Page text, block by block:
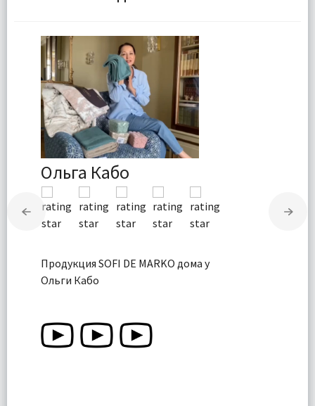
Ольга Кабо
Продукция SOFI DE MARKO дома у
Ольги Кабо